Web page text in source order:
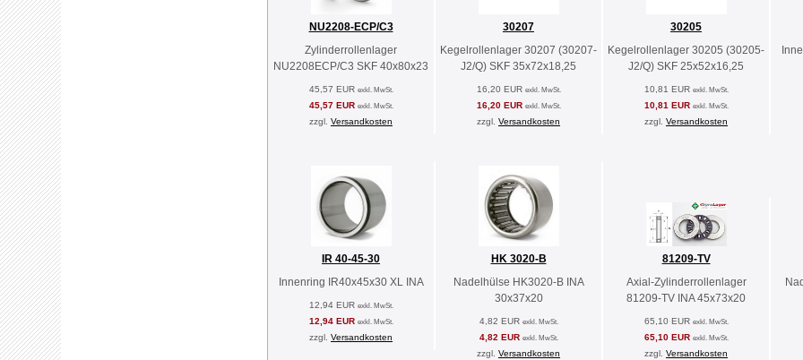
NU2208-ECP/C3
Zylinderrollenlager
NU2208ECP/C3 SKF 40x80x23
45,57 EUR exkl. MwSt.
45,57 EUR exkl. MwSt.
zzgl. Versandkosten
30207
Kegelrollenlager 30207 (30207-
J2/Q) SKF 35x72x18,25
16,20 EUR exkl. MwSt.
16,20 EUR exkl. MwSt.
zzgl. Versandkosten
30205
Kegelrollenlager 30205 (30205-
J2/Q) SKF 25x52x16,25
10,81 EUR exkl. MwSt.
10,81 EUR exkl. MwSt.
zzgl. Versandkosten
IR 40-45-30
Innenring IR40x45x30 XL INA
12,94 EUR exkl. MwSt.
12,94 EUR exkl. MwSt.
zzgl. Versandkosten
HK 3020-B
Nadelhülse HK3020-B INA
30x37x20
4,82 EUR exkl. MwSt.
4,82 EUR exkl. MwSt.
zzgl. Versandkosten
81209-TV
Axial-Zylinderrollenlager
81209-TV INA 45x73x20
65,10 EUR exkl. MwSt.
65,10 EUR exkl. MwSt.
zzgl. Versandkosten